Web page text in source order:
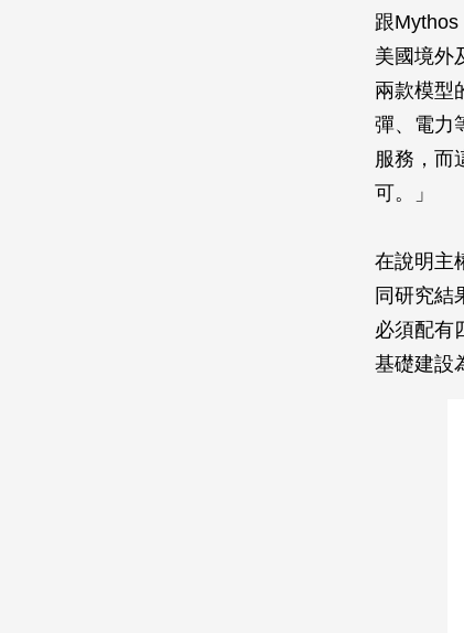
跟
美國境外
兩款模型
彈、電力
服務，而
可。」
在說明主
同研究結
必須配有
基礎建設